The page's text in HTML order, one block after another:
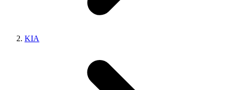
KIA